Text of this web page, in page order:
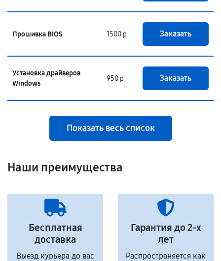
Прошивка BIOS 1500 р Заказать
Установка драйверов
Windows
950 р Заказать
Показать весь список
Наши преимущества
Бесплатная
доставка
Выезд курьера до вас
Гарантия до 2-х
лет
Распространяется как